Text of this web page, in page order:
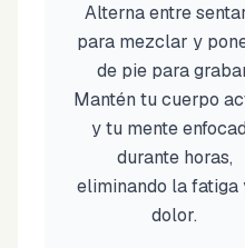
Alterna entre
para mezclar y
de pie para
Mantén tu cuerpo
y tu mente
durante horas,
eliminando la fatiga
dolor.